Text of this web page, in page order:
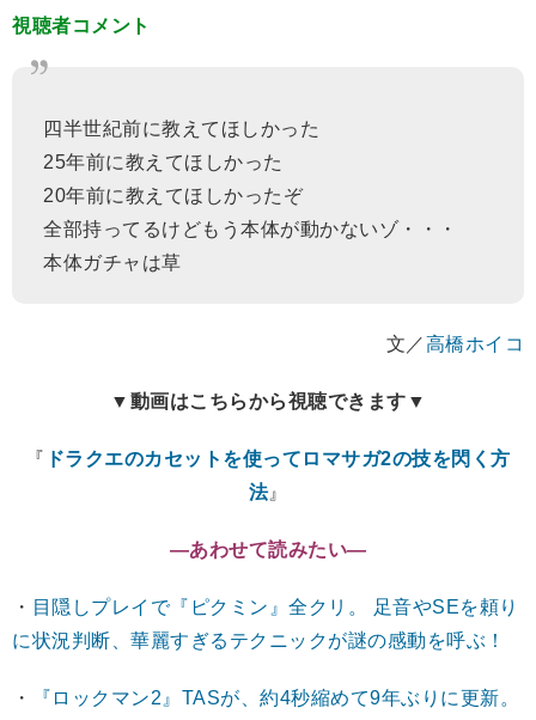
視聴者コメント
四半世紀前に教えてほしかった
25年前に教えてほしかった
20年前に教えてほしかったぞ
全部持ってるけどもう本体が動かないゾ・・・
本体ガチャは草
文／高橋ホイコ
▼動画はこちらから視聴できます▼
『 ドラクエのカセットを使ってロマサガ2の技を閃く方
法』
―あわせて読みたい―
・ 目隠しプレイで『ピクミン』全クリ。 足音やSEを頼り
に状況判断、華麗すぎるテクニックが謎の感動を呼ぶ！
・
『ロックマン2』TASが、約4秒縮めて9年ぶりに更新。